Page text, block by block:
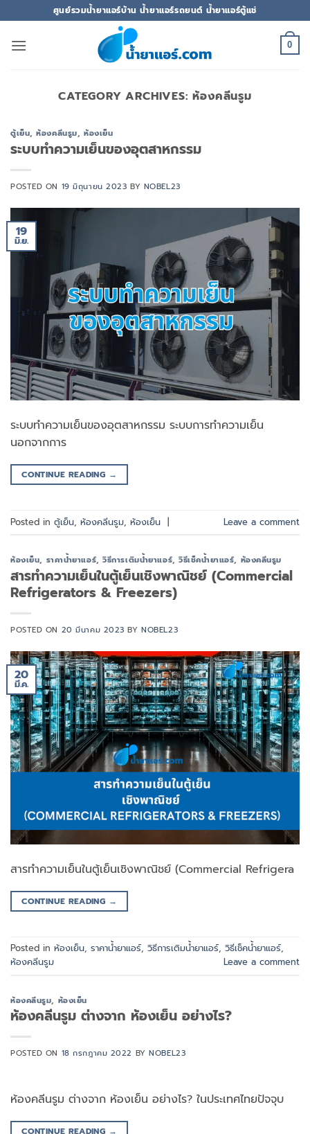
ไป
ยัง
ศูนย์รวมน้ำยาแอร์บ้าน น้ำยาแอร์รถยนต์ น้ำยาแอร์ตู้แช่
0
CATEGORY ARCHIVES:ห้องคลีนรูม
ตู้เย็น,ห้องคลีนรูม, ห้องเย็น
ระบบทำความเย็นของอุตสาหกรรม
POSTED ON 19 มิถุนายน 2023 BY NOBEL23
19
มิ.ย.
ระบบทำความเย็นของอุตสาหกรรม ระบบการทำความเย็น
นอกจากการ
CONTINUE READING →
Posted in ตู้เย็น, ห้องคลีนรูม, ห้องเย็น | Leave a comment
ห้องเย็น, ราคาน้ำยาแอร์,วิธีการเติมน้ำยาแอร์,วิธีเช็คน้ำยาแอร์, ห้องคลีนรูม
สารทำความเย็นในตู้เย็นเชิงพาณิชย์ (Commercial
Refrigerators & Freezers)
POSTED ON 20 มีนาคม 2023 BYNOBEL23
20
มี.ค.
สารทำความเย็นในตู้เย็นเชิงพาณิชย์ (Commercial Refrigera
CONTINUE READING →
Posted in ห้องเย็น, ราคาน้ำยาแอร์, วิธีการเติมน้ำยาแอร์, วิธีเช็คน้ำยาแอร์,
ห้องคลีนรูม
Leave a comment
ห้องคลีนรูม, ห้องเย็น
ห้องคลีนรูม ต่างจาก ห้องเย็น อย่างไร?
POSTED ON 18 กรกฎาคม 2022 BYNOBEL23
ห้องคลีนรูม ต่างจาก ห้องเย็น อย่างไร? ในประเทศไทยปัจจุบ
CONTINUE READING →